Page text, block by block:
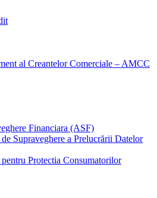
al Creantelor Comerciale – AMCC
Financiara (ASF)
Supraveghere a Prelucrării Datelor
Protectia Consumatorilor